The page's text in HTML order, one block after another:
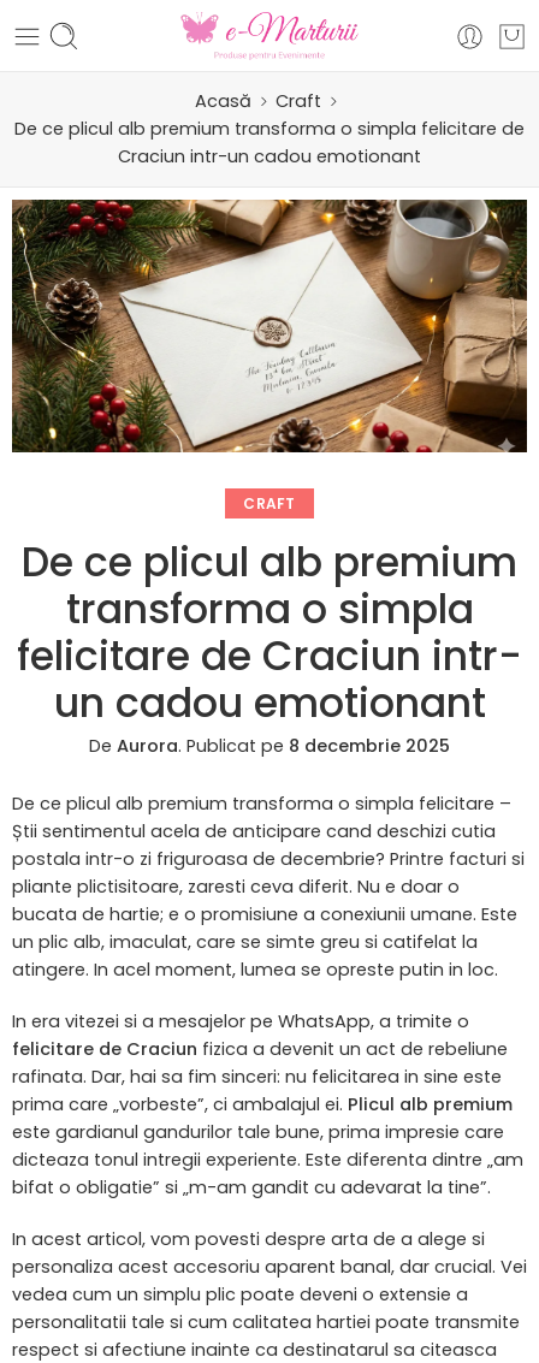
Acasă
Craft
De ce plicul alb premium transforma o simpla felicitare de
Craciun intr-un cadou emotionant
CRAFT
De ce plicul alb premium
transforma o simpla
felicitare de Craciun intr-
un cadou emotionant
De Aurora. Publicat pe 8 decembrie 2025
De ce plicul alb premium transforma o simpla felicitare –
Știi sentimentul acela de anticipare cand deschizi cutia
postala intr-o zi friguroasa de decembrie? Printre facturi si
pliante plictisitoare, zaresti ceva diferit. Nu e doar o
bucata de hartie; e o promisiune a conexiunii umane. Este
un plic alb, imaculat, care se simte greu si catifelat la
atingere. In acel moment, lumea se opreste putin in loc.
In era vitezei si a mesajelor pe WhatsApp, a trimite o
felicitare de Craciun fizica a devenit un act de rebeliune
rafinata. Dar, hai sa fim sinceri: nu felicitarea in sine este
prima care „vorbeste”, ci ambalajul ei. Plicul alb premium
este gardianul gandurilor tale bune, prima impresie care
dicteaza tonul intregii experiente. Este diferenta dintre „am
bifat o obligatie” si „m-am gandit cu adevarat la tine”.
In acest articol, vom povesti despre arta de a alege si
personaliza acest accesoriu aparent banal, dar crucial. Vei
vedea cum un simplu plic poate deveni o extensie a
personalitatii tale si cum calitatea hartiei poate transmite
respect si afectiune inainte ca destinatarul sa citeasca